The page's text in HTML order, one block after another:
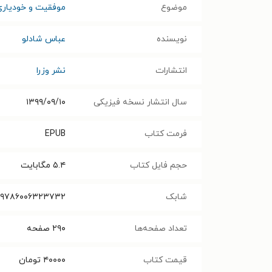
موضوع موفقیت و
نویسنده عباس شادلو
انتشارات نشر وزرا
سال انتشار نسخه فیزیکی ۱۳۹۹/۰۹/۱۰
فرمت کتاب EPUB
حجم فایل کتاب ۵.۴ مگابایت
شابک ۹۷۸۶۰۰۶۳۲۳۷۳۲
تعداد صفحه‌ها ۲۹۰ صفحه
قیمت کتاب ۴۰۰۰۰ تومان